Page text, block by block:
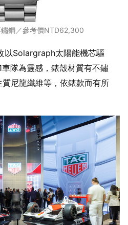
鋼／參考價NTD62,300
以Solargraph太陽能機芯驅
隊為靈感，錶殼材質有不鏽
尼龍纖維等，依錶款而有所